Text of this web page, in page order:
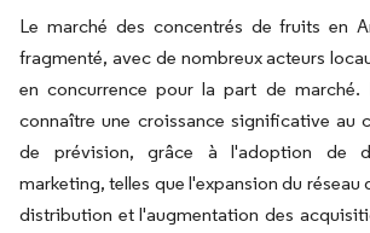
Le marché des concentrés de fruits en
fragmenté, avec de nombreux acteurs
en concurrence pour la part de marché.
connaître une croissance significative au
de prévision, grâce à l'adoption de
marketing, telles que l'expansion du
distribution et l'augmentation des